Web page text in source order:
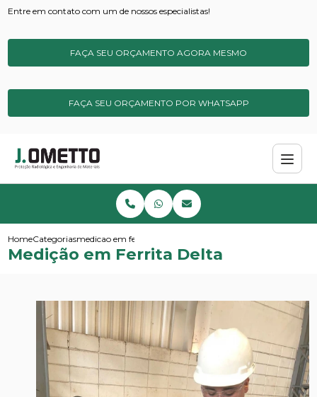
Entre em contato com um de nossos especialistas!
FAÇA SEU ORÇAMENTO AGORA MESMO
FAÇA SEU ORÇAMENTO POR WHATSAPP
HomeCategoriasmedicao em ferrita delta
Medição em Ferrita Delta